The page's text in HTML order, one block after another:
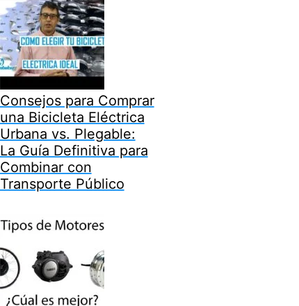
Consejos para Comprar
una Bicicleta Eléctrica
Urbana vs. Plegable:
La Guía Definitiva para
Combinar con
Transporte Público